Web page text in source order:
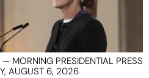
MORNING PRESIDENTIAL PRESS
AUGUST 6, 2026